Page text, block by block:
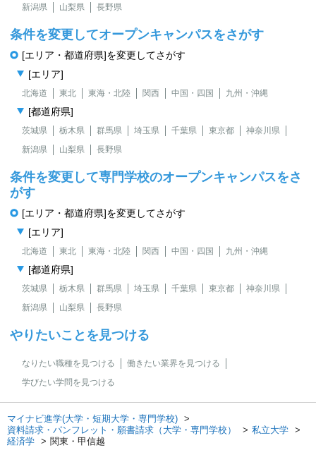
新潟県
山梨県 長野県
条件を変更してオープンキャンパスをさがす
[エリア・都道府県]を変更してさがす
[エリア]
北海道 東北 東海・北陸 関西 中国・四国 九州・沖縄
[都道府県]
茨城県 栃木県 群馬県 埼玉県 千葉県 東京都
神奈川県
新潟県
山梨県 長野県
条件を変更して専門学校のオープンキャンパスをさ
がす
[エリア・都道府県]を変更してさがす
[エリア]
北海道 東北 東海・北陸 関西 中国・四国 九州・沖縄
[都道府県]
茨城県 栃木県 群馬県 埼玉県 千葉県 東京都
神奈川県
新潟県
山梨県 長野県
やりたいことを見つける
なりたい職種を見つける
働きたい業界を見つける
学びたい学問を見つける
マイナビ進学(大学・短期大学・専門学校)
資料請求・パンフレット・願書請求（大学・専門学校）
私立大学
経済学
関東・甲信越